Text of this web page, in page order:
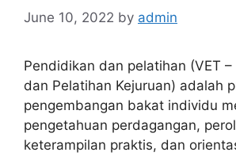
June 10, 2022 by admin
Pendidikan dan pelatihan (VET
dan Pelatihan Kejuruan) adalah
pengembangan bakat individu
pengetahuan perdagangan,
keterampilan praktis, dan